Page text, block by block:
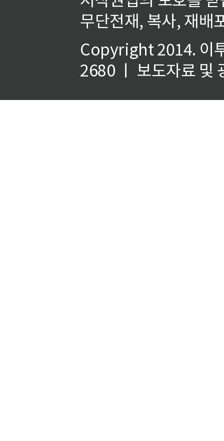
무단전재, 복사, 재배
Copyright 2014. 이
2680 ㅣ 보도자료